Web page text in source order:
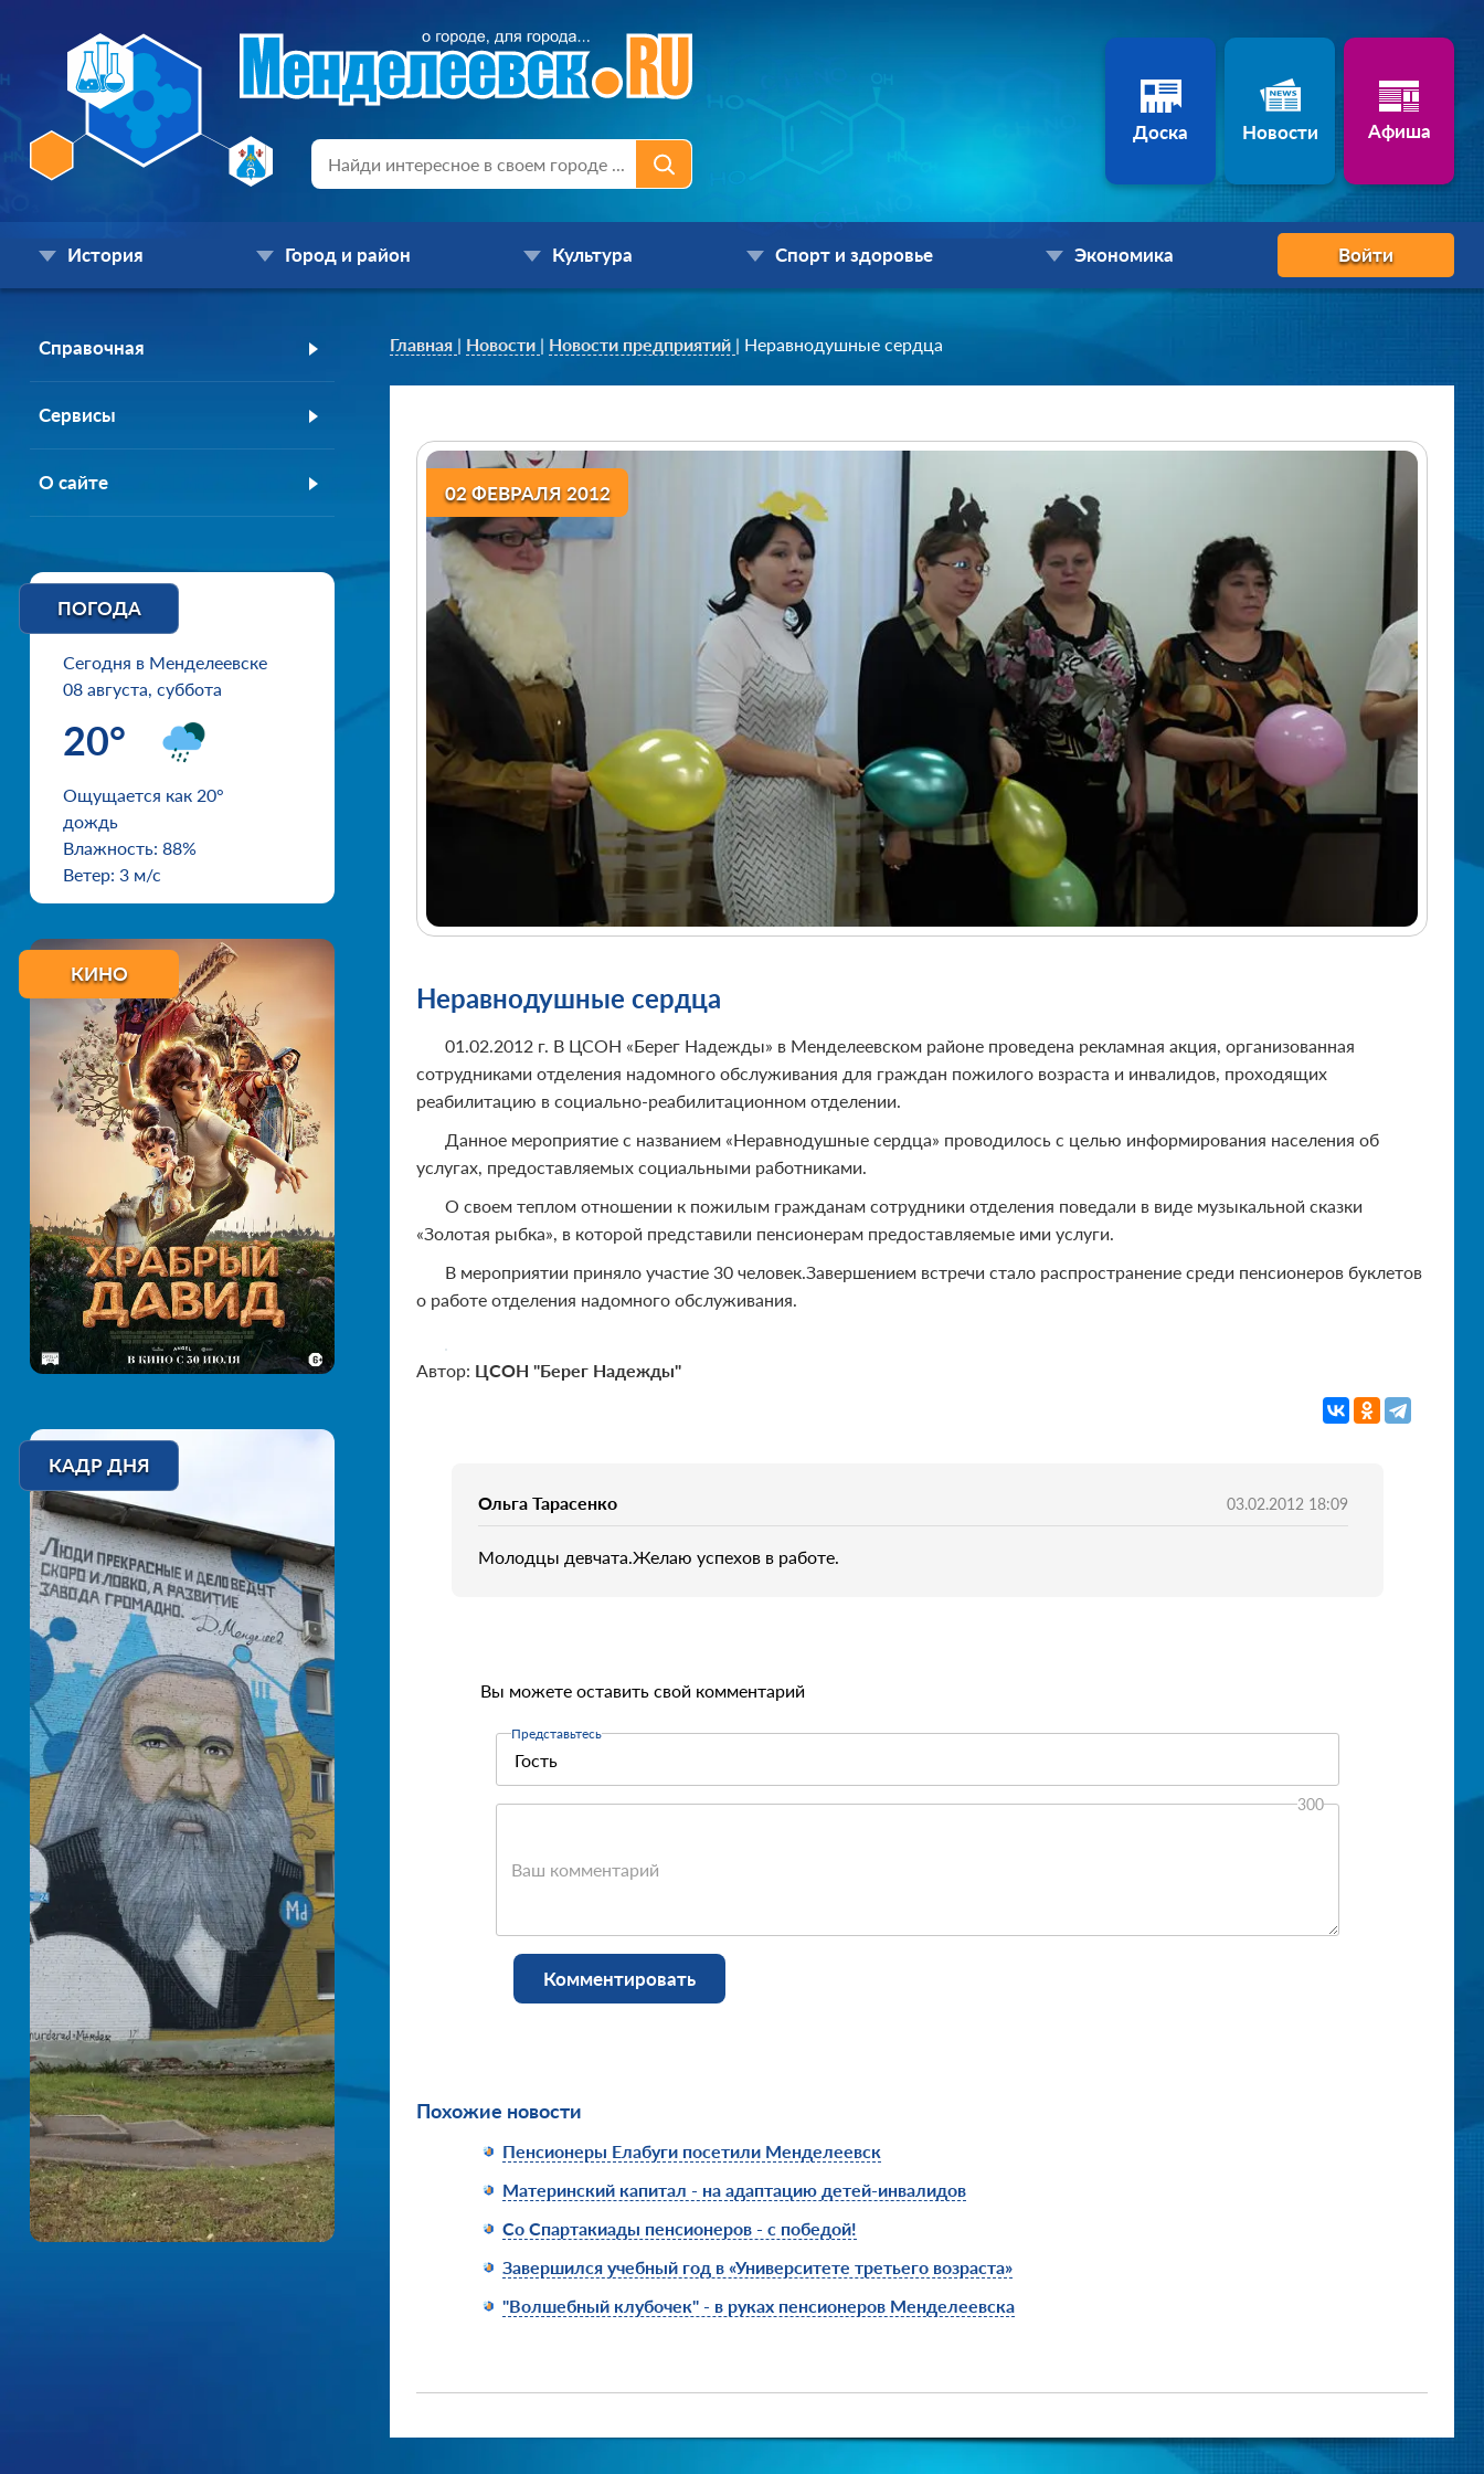
Доска Новости Афиша
История Город и район Культура Спорт и здоровье Экономика Войти
Справочная
Сервисы
О сайте
ПОГОДА
Сегодня в Менделеевске
08 августа, суббота
20°
Ощущается как 20°
дождь
Влажность: 88%
Ветер: 3 м/с
КИНО
КАДР ДНЯ
Главная | Новости | Новости предприятий | Неравнодушные сердца
02 ФЕВРАЛЯ 2012
Неравнодушные сердца
01.02.2012 г. В ЦСОН «Берег Надежды» в Менделеевском районе проведена рекламная акция, организованная
сотрудниками отделения надомного обслуживания для граждан пожилого возраста и инвалидов, проходящих
реабилитацию в социально-реабилитационном отделении.
Данное мероприятие с названием «Неравнодушные сердца» проводилось с целью информирования населения об
услугах, предоставляемых социальными работниками.
О своем теплом отношении к пожилым гражданам сотрудники отделения поведали в виде музыкальной сказки
«Золотая рыбка», в которой представили пенсионерам предоставляемые ими услуги.
В мероприятии приняло участие 30 человек.Завершением встречи стало распространение среди пенсионеров буклетов
о работе отделения надомного обслуживания.
Автор: ЦСОН "Берег Надежды"
Ольга Тарасенко 03.02.2012 18:09
Молодцы девчата.Желаю успехов в работе.
Вы можете оставить свой комментарий
Представьтесь
Ваш комментарий
300
Комментировать
Похожие новости
Пенсионеры Елабуги посетили Менделеевск
Материнский капитал - на адаптацию детей-инвалидов
Со Спартакиады пенсионеров - с победой!
Завершился учебный год в «Университете третьего возраста»
"Волшебный клубочек" - в руках пенсионеров Менделеевска